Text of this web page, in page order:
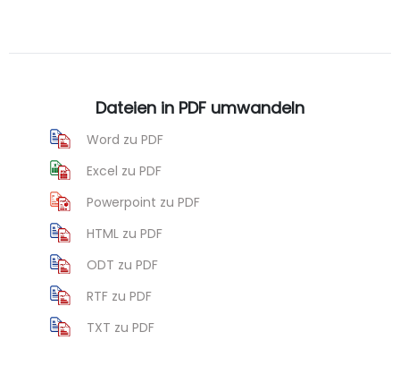
Dateien in PDF umwandeln
Word zu PDF
Excel zu PDF
Powerpoint zu PDF
HTML zu PDF
ODT zu PDF
RTF zu PDF
TXT zu PDF